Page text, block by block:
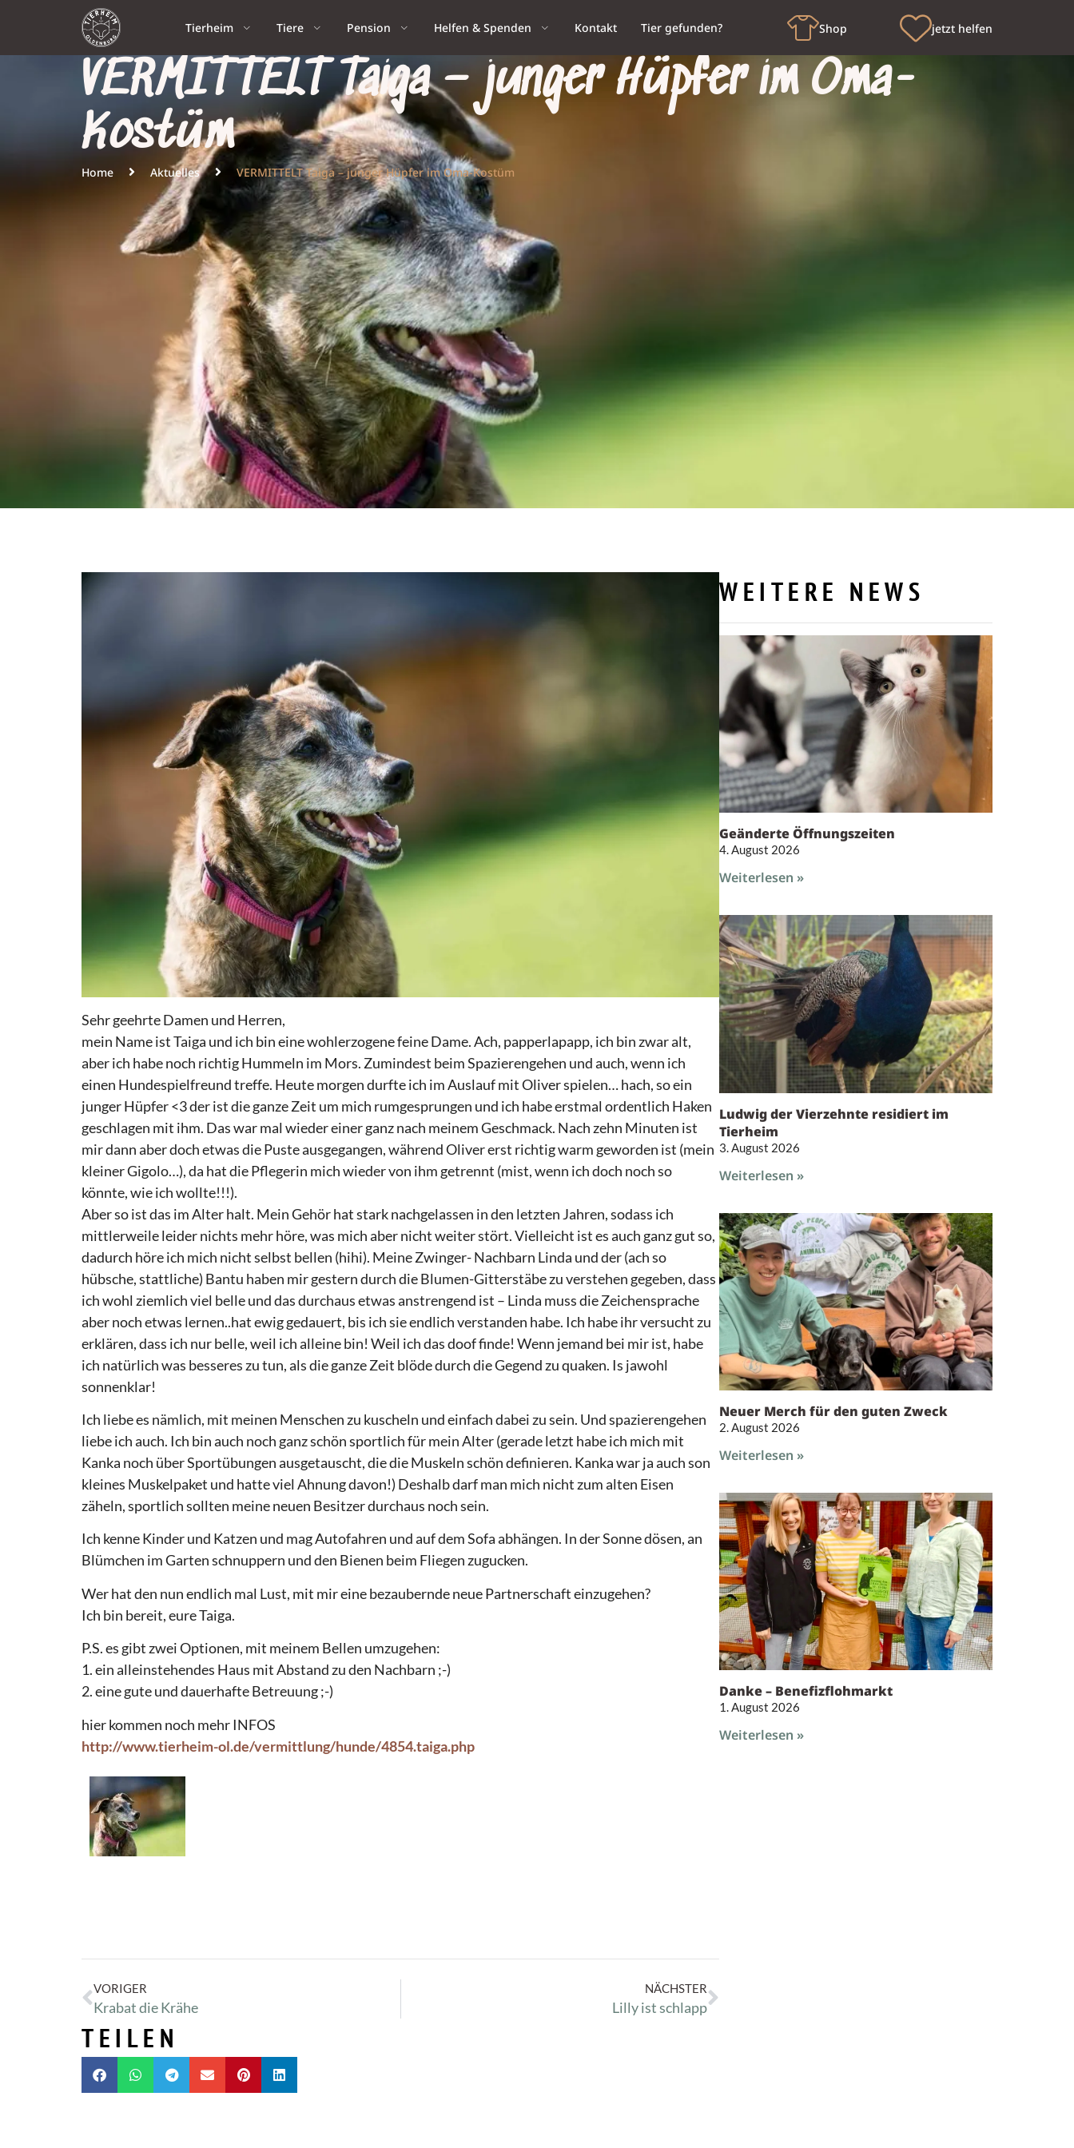
Tierheim Tiere Pension Helfen & Spenden Kontakt Tier gefunden? Shop jetzt helfen
VERMITTELT Taiga – junger Hüpfer im Oma-
Kostüm
Home Aktuelles VERMITTELT Taiga – junger Hüpfer im Oma-Kostüm
Sehr geehrte Damen und Herren,
mein Name ist Taiga und ich bin eine wohlerzogene feine Dame. Ach, papperlapapp, ich bin zwar alt,
aber ich habe noch richtig Hummeln im Mors. Zumindest beim Spazierengehen und auch, wenn ich
einen Hundespielfreund treffe. Heute morgen durfte ich im Auslauf mit Oliver spielen… hach, so ein
junger Hüpfer <3 der ist die ganze Zeit um mich rumgesprungen und ich habe erstmal ordentlich Haken
geschlagen mit ihm. Das war mal wieder einer ganz nach meinem Geschmack. Nach zehn Minuten ist
mir dann aber doch etwas die Puste ausgegangen, während Oliver erst richtig warm geworden ist (mein
kleiner Gigolo…), da hat die Pflegerin mich wieder von ihm getrennt (mist, wenn ich doch noch so
könnte, wie ich wollte!!!).
Aber so ist das im Alter halt. Mein Gehör hat stark nachgelassen in den letzten Jahren, sodass ich
mittlerweile leider nichts mehr höre, was mich aber nicht weiter stört. Vielleicht ist es auch ganz gut so,
dadurch höre ich mich nicht selbst bellen (hihi). Meine Zwinger- Nachbarn Linda und der (ach so
hübsche, stattliche) Bantu haben mir gestern durch die Blumen-Gitterstäbe zu verstehen gegeben, dass
ich wohl ziemlich viel belle und das durchaus etwas anstrengend ist – Linda muss die Zeichensprache
aber noch etwas lernen..hat ewig gedauert, bis ich sie endlich verstanden habe. Ich habe ihr versucht zu
erklären, dass ich nur belle, weil ich alleine bin! Weil ich das doof finde! Wenn jemand bei mir ist, habe
ich natürlich was besseres zu tun, als die ganze Zeit blöde durch die Gegend zu quaken. Is jawohl
sonnenklar!
Ich liebe es nämlich, mit meinen Menschen zu kuscheln und einfach dabei zu sein. Und spazierengehen
liebe ich auch. Ich bin auch noch ganz schön sportlich für mein Alter (gerade letzt habe ich mich mit
Kanka noch über Sportübungen ausgetauscht, die die Muskeln schön definieren. Kanka war ja auch son
kleines Muskelpaket und hatte viel Ahnung davon!) Deshalb darf man mich nicht zum alten Eisen
zäheln, sportlich sollten meine neuen Besitzer durchaus noch sein.
Ich kenne Kinder und Katzen und mag Autofahren und auf dem Sofa abhängen. In der Sonne dösen, an
Blümchen im Garten schnuppern und den Bienen beim Fliegen zugucken.
Wer hat den nun endlich mal Lust, mit mir eine bezaubernde neue Partnerschaft einzugehen?
Ich bin bereit, eure Taiga.
P.S. es gibt zwei Optionen, mit meinem Bellen umzugehen:
1. ein alleinstehendes Haus mit Abstand zu den Nachbarn ;-)
2. eine gute und dauerhafte Betreuung ;-)
hier kommen noch mehr INFOS
http://www.tierheim-ol.de/vermittlung/hunde/4854.taiga.php
VORIGER
Krabat die Krähe
NÄCHSTER
Lilly ist schlapp
TEILEN
WEITERE NEWS
Geänderte Öffnungszeiten
4. August 2026
Weiterlesen »
Ludwig der Vierzehnte residiert im
Tierheim
3. August 2026
Weiterlesen »
Neuer Merch für den guten Zweck
2. August 2026
Weiterlesen »
Danke – Benefizflohmarkt
1. August 2026
Weiterlesen »